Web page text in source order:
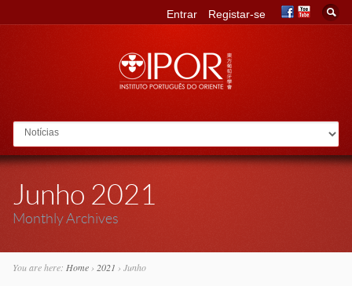
Go to:
Entrar Registar-se
Junho 2021
Monthly Archives
You are here: Home› 2021 › Junho